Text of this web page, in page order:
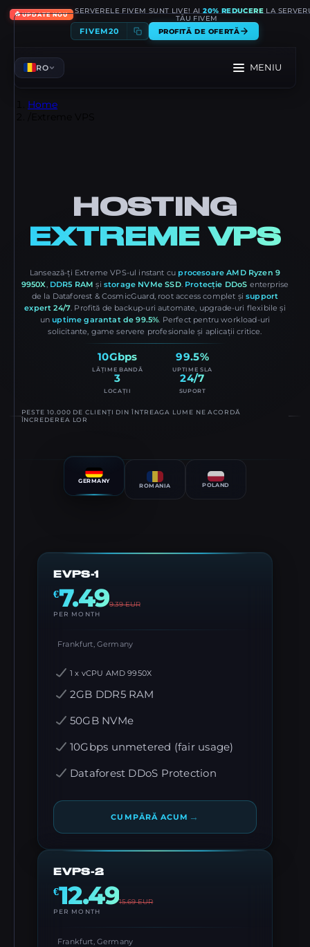
🔥UPDATE NOU SERVERELE FIVEM SUNT LIVE! AI20% REDUCERELA
TĂU FIVEM
FIVEM20 PROFITĂ DE OFERTĂ
RO MENIU
Home
HOSTING
EXTREME VPS
Lansează-ți Extreme VPS-ul instant cu procesoare AMD Ryzen 9
9950X, DDR5 RAM și storage NVMe SSD. Protecție DDoS enterprise
de la Dataforest & CosmicGuard, root access complet șisupport
expert 24/7. Profită de backup-uri automate, upgrade-uri flexibile și
unuptime garantat de 99.5%. Perfect pentru workload-uri
solicitante, game servere profesionale și aplicații critice.
10Gbps
LĂȚIME BANDĂ
99.5%
UPTIME SLA
3
LOCAȚII
24/7
SUPORT
PESTE 10.000 DE CLIENȚI DIN ÎNTREAGA LUME NE ACORDĂ
ÎNCREDEREA LOR
GERMANY
ROMANIA POLAND
EVPS-1
€7.499.39EUR
PER MONTH
Frankfurt, Germany
1 x vCPU AMD 9950X
2GB DDR5 RAM
50GB NVMe
10Gbps unmetered (fair usage)
Dataforest DDoS Protection
CUMPĂRĂ ACUM →
EVPS-2
€12.4915.69EUR
PER MONTH
Frankfurt, Germany